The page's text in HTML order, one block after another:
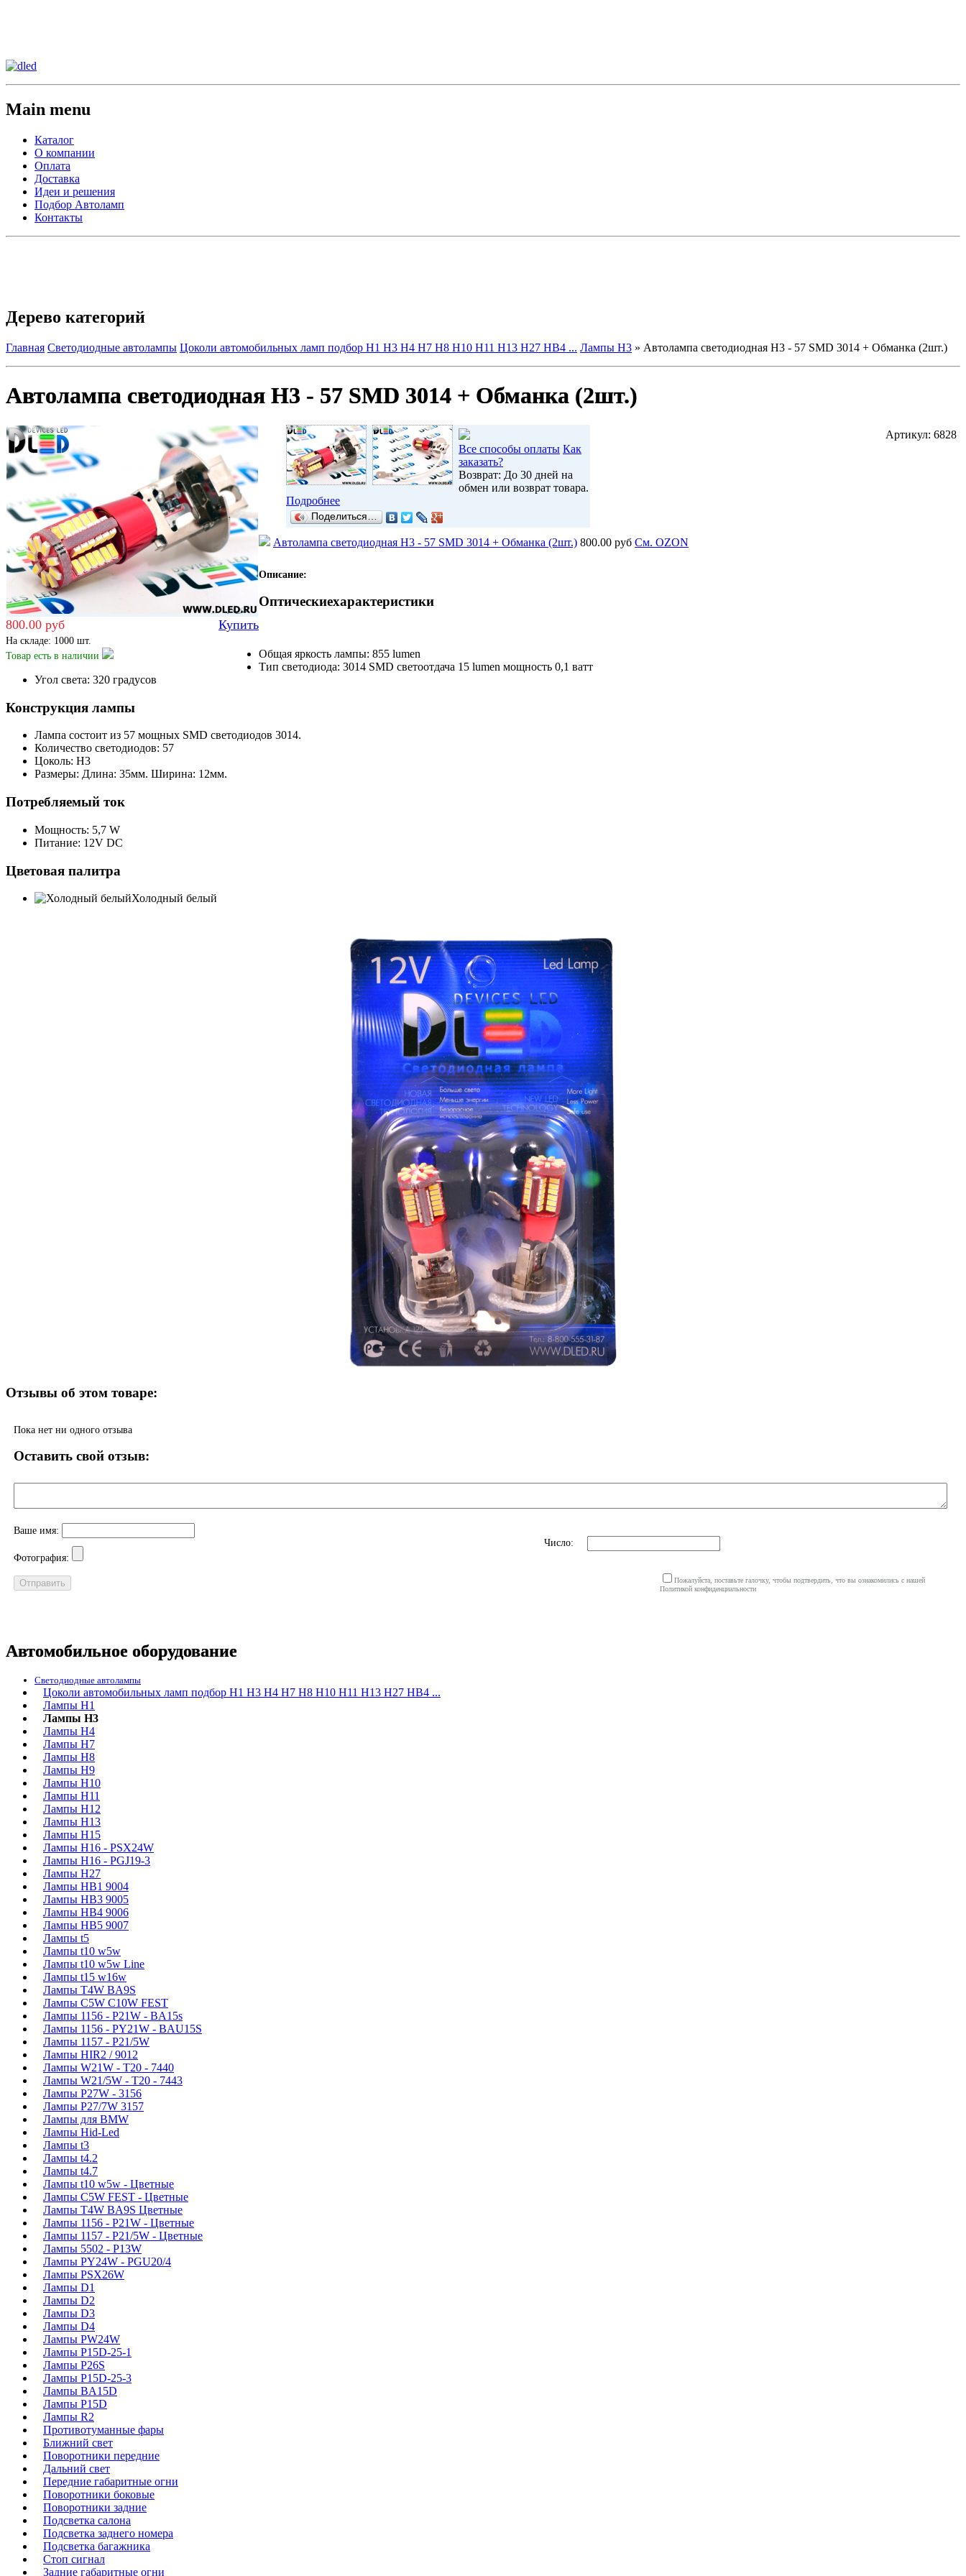
Main menu
Каталог
О компании
Оплата
Доставка
Идеи и решения
Подбор Автоламп
Контакты
Дерево категорий
Главная Светодиодные автолампы Цоколи автомобильных ламп подбор H1 H3 H4 H7 H8 H10 H11 H13 H27 HB4 ... Лампы H3 » Автолампа светодиодная H3 - 57 SMD 3014 + Обманка (2шт.)
Автолампа светодиодная H3 - 57 SMD 3014 + Обманка (2шт.)
Артикул: 6828
800.00 руб Купить
На складе: 1000 шт.
Товар есть в наличии
Все способы оплаты Как
заказать?
Возврат: До 30 дней на
обмен или возврат товара.
Подробнее
Поделиться…
Автолампа светодиодная H3 - 57 SMD 3014 + Обманка (2шт.) 800.00 руб Cм. OZON
Описание:
Оптическиехарактеристики
Общая яркость лампы: 855 lumen
Тип светодиода: 3014 SMD светоотдача 15 lumen мощность 0,1 ватт
Угол света: 320 градусов
Конструкция лампы
Лампа состоит из 57 мощных SMD светодиодов 3014.
Количество светодиодов: 57
Цоколь: H3
Размеры: Длина: 35мм. Ширина: 12мм.
Потребляемый ток
Мощность: 5,7 W
Питание: 12V DC
Цветовая палитра
Холодный белый
Отзывы об этом товаре:
Пока нет ни одного отзыва
Оставить свой отзыв:
Ваше имя:
Фотография:
Число:
Пожалуйста, поставьте галочку, чтобы подтвердить, что вы ознакомились с нашей
Политикой конфиденциальности
Автомобильное оборудование
Светодиодные автолампы
Цоколи автомобильных ламп подбор H1 H3 H4 H7 H8 H10 H11 H13 H27 HB4 ...
Лампы H1
Лампы H3
Лампы H4
Лампы H7
Лампы H8
Лампы H9
Лампы H10
Лампы H11
Лампы H12
Лампы H13
Лампы H15
Лампы H16 - PSX24W
Лампы H16 - PGJ19-3
Лампы H27
Лампы HB1 9004
Лампы HB3 9005
Лампы HB4 9006
Лампы HB5 9007
Лампы t5
Лампы t10 w5w
Лампы t10 w5w Line
Лампы t15 w16w
Лампы T4W BA9S
Лампы C5W C10W FEST
Лампы 1156 - P21W - BA15s
Лампы 1156 - PY21W - BAU15S
Лампы 1157 - P21/5W
Лампы HIR2 / 9012
Лампы W21W - T20 - 7440
Лампы W21/5W - T20 - 7443
Лампы P27W - 3156
Лампы P27/7W 3157
Лампы для BMW
Лампы Hid-Led
Лампы t3
Лампы t4.2
Лампы t4.7
Лампы t10 w5w - Цветные
Лампы C5W FEST - Цветные
Лампы T4W BA9S Цветные
Лампы 1156 - P21W - Цветные
Лампы 1157 - P21/5W - Цветные
Лампы 5502 - P13W
Лампы PY24W - PGU20/4
Лампы PSX26W
Лампы D1
Лампы D2
Лампы D3
Лампы D4
Лампы PW24W
Лампы P15D-25-1
Лампы P26S
Лампы P15D-25-3
Лампы BA15D
Лампы P15D
Лампы R2
Противотуманные фары
Ближний свет
Поворотники передние
Дальний свет
Передние габаритные огни
Поворотники боковые
Поворотники задние
Подсветка салона
Подсветка заднего номера
Подсветка багажника
Стоп сигнал
Задние габаритные огни